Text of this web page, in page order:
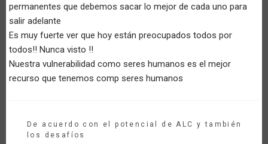
permanentes que debemos sacar lo mejor de cada uno para
salir adelante
Es muy fuerte ver que hoy están preocupados todos por
todos!! Nunca visto !!
Nuestra vulnerabilidad como seres humanos es el mejor
recurso que tenemos comp seres humanos
De acuerdo con el potencial de ALC y también
los desafíos